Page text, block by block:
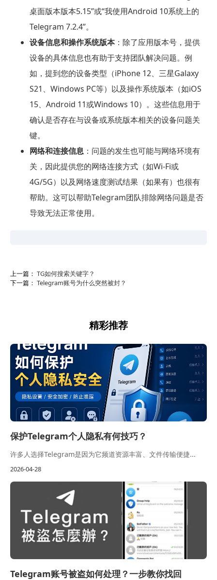
桌面版本版本5.15”或“我使用Android 10系统上的
Telegram 7.2.4”。
设备信息和操作系统版本：除了应用版本号，提供
设备的具体信息也有助于支持团队解决问题。例
如，提到您的设备类型（iPhone 12、三星Galaxy
S21、Windows PC等）以及操作系统版本（如iOS
15、Android 11或Windows 10）。这些信息用于
确认是否存在与设备或系统版本相关的设备问题关
键。
网络和连接信息：问题的发生也可能与网络环境有
关，因此提供您的网络连接方式（如Wi-Fi或
4G/5G）以及网络速度测试结果（如果有）也很有
帮助。这可以帮助Telegram团队排除网络问题是否
导致无法正常使用。
上一篇： TG如何搜索关键字？
下一篇： Telegram账号为什么突然被封？
精彩推荐
保护Telegram个人隐私有何技巧？
许多人选择Telegram是因为它频道资源丰富、文件传输便捷...
2026-04-28
Telegram账号被盗如何处理？一步教你找回